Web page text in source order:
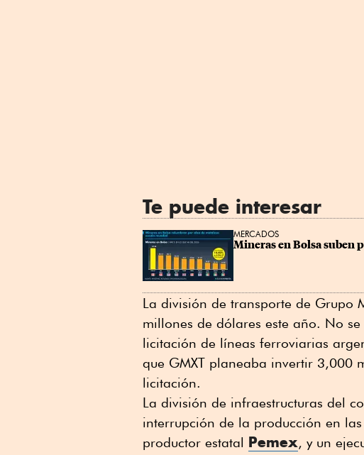
Te puede interesar
MERCADOS
Mineras en Bolsa suben
La división de transporte de Grupo
millones de dólares este año. No
licitación de líneas ferroviarias
que GMXT ⁠planeaba invertir 3,000
licitación.
La división ⁠de infraestructuras del
interrupción de la producción en
productor estatal Pemex, y un